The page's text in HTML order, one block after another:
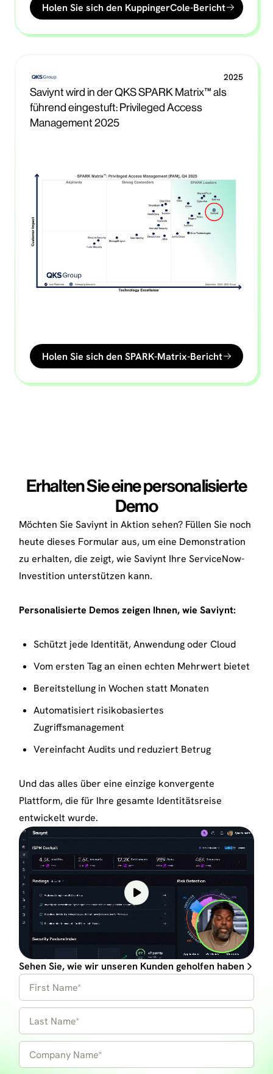
Holen Sie sich den KuppingerCole-Bericht
2025
Saviynt wird in der QKS SPARK Matrix™ als
führend eingestuft: Privileged Access
Management 2025
Holen Sie sich den SPARK-Matrix-Bericht
Erhalten Sie eine personalisierte
Demo
Möchten Sie Saviynt in Aktion sehen? Füllen Sie noch
heute dieses Formular aus, um eine Demonstration
zu erhalten, die zeigt, wie Saviynt Ihre ServiceNow-
Investition unterstützen kann.
Personalisierte Demos zeigen Ihnen, wie Saviynt:
Schützt jede Identität, Anwendung oder Cloud
Vom ersten Tag an einen echten Mehrwert bietet
Bereitstellung in Wochen statt Monaten
Automatisiert risikobasiertes
Zugriffsmanagement
Vereinfacht Audits und reduziert Betrug
Und das alles über eine einzige konvergente
Plattform, die für Ihre gesamte Identitätsreise
entwickelt wurde.
Sehen Sie, wie wir unseren Kunden geholfen haben